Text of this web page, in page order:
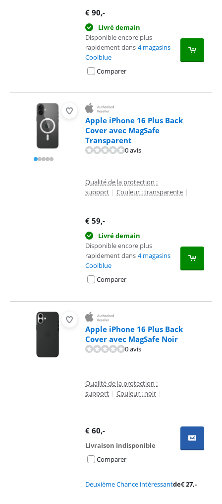
€ 90,-
Livré demain
Disponible encore plus
rapidement dans 4 magasins
Coolblue
Comparer
Apple iPhone 16 Plus Back
Cover avec MagSafe
Transparent
0 avis
Qualité de la protection :
support | Couleur : transparente |
€ 59,-
Livré demain
Disponible encore plus
rapidement dans 4 magasins
Coolblue
Comparer
Apple iPhone 16 Plus Back
Cover avec MagSafe Noir
0 avis
Qualité de la protection :
support | Couleur : noir |
€ 60,-
Livraison indisponible
Comparer
Deuxième Chance intéressantde€27,-